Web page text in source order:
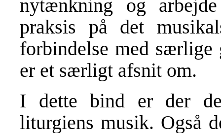
nytænkning og
praksis på det
forbindelse med særlige
er et særligt afsnit om.
I dette bind er der
liturgiens musik. Også